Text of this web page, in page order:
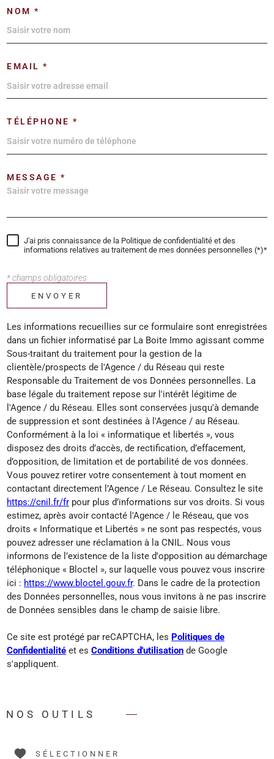
NOM *
EMAIL *
TÉLÉPHONE *
MESSAGE *
J'ai pris connaissance de la Politique de confidentialité et des
informations relatives au traitement de mes données personnelles (*)*
* champs obligatoires
ENVOYER
Les informations recueillies sur ce formulaire sont enregistrées
dans un fichier informatisé par La Boite Immo agissant comme
Sous-traitant du traitement pour la gestion de la
clientèle/prospects de l'Agence / du Réseau qui reste
Responsable du Traitement de vos Données personnelles. La
base légale du traitement repose sur l'intérêt légitime de
l'Agence / du Réseau. Elles sont conservées jusqu'à demande
de suppression et sont destinées à l'Agence / au Réseau.
Conformément à la loi « informatique et libertés », vous
disposez des droits d’accès, de rectification, d’effacement,
d’opposition, de limitation et de portabilité de vos données.
Vous pouvez retirer votre consentement à tout moment en
contactant directement l’Agence / Le Réseau. Consultez le site
https://cnil.fr/fr pour plus d’informations sur vos droits. Si vous
estimez, après avoir contacté l'Agence / le Réseau, que vos
droits « Informatique et Libertés » ne sont pas respectés, vous
pouvez adresser une réclamation à la CNIL. Nous vous
informons de l’existence de la liste d'opposition au démarchage
téléphonique « Bloctel », sur laquelle vous pouvez vous inscrire
ici : https://www.bloctel.gouv.fr. Dans le cadre de la protection
des Données personnelles, nous vous invitons à ne pas inscrire
de Données sensibles dans le champ de saisie libre.
Ce site est protégé par reCAPTCHA, les Politiques de
Confidentialité et es Conditions d'utilisation de Google
s'appliquent.
NOS OUTILS
SÉLECTIONNER